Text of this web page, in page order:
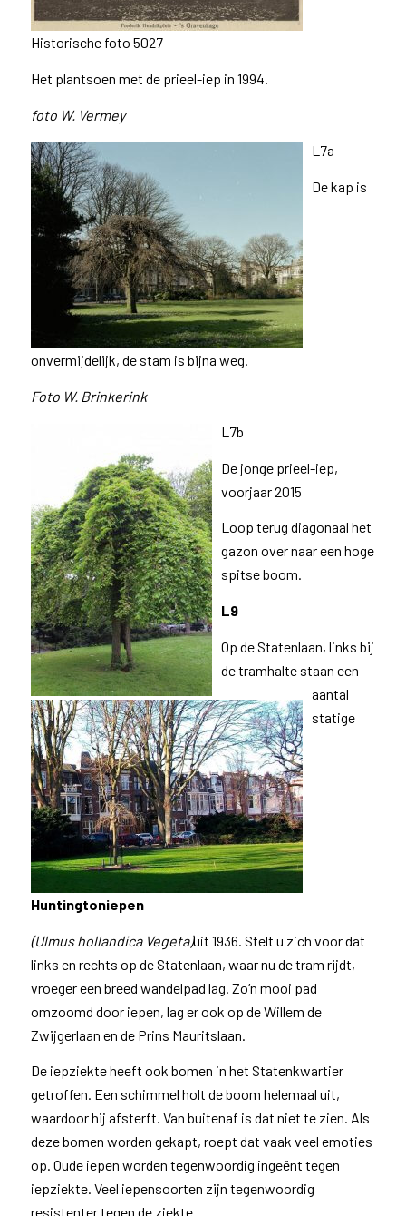
Historische foto 5027
Het plantsoen met de prieel-iep in 1994.
foto W. Vermey
L7a
De kap is
onvermijdelijk, de stam is bijna weg.
Foto W. Brinkerink
L7b
De jonge prieel-iep,
voorjaar 2015
Loop terug diagonaal het
gazon over naar een hoge
spitse boom.
L9
Op de Statenlaan, links bij
de tramhalte staan een
aantal
statige
Huntingtoniepen
(Ulmus hollandica Vegeta)uit 1936. Stelt u zich voor dat
links en rechts op de Statenlaan, waar nu de tram rijdt,
vroeger een breed wandelpad lag. Zo’n mooi pad
omzoomd door iepen, lag er ook op de Willem de
Zwijgerlaan en de Prins Mauritslaan.
De iepziekte heeft ook bomen in het Statenkwartier
getroffen. Een schimmel holt de boom helemaal uit,
waardoor hij afsterft. Van buitenaf is dat niet te zien. Als
deze bomen worden gekapt, roept dat vaak veel emoties
op. Oude iepen worden tegenwoordig ingeënt tegen
iepziekte. Veel iepensoorten zijn tegenwoordig
resistenter tegen de ziekte.